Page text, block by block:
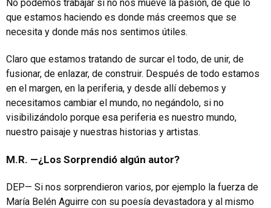
No podemos trabajar si no nos mueve la pasión, de que lo
que estamos haciendo es donde más creemos que se
necesita y donde más nos sentimos útiles.
Claro que estamos tratando de surcar el todo, de unir, de
fusionar, de enlazar, de construir. Después de todo estamos
en el margen, en la periferia, y desde allí debemos y
necesitamos cambiar el mundo, no negándolo, si no
visibilizándolo porque esa periferia es nuestro mundo,
nuestro paisaje y nuestras historias y artistas.
M.R. —¿Los Sorprendió algún autor?
DEP— Si nos sorprendieron varios, por ejemplo la fuerza de
María Belén Aguirre con su poesía devastadora y al mismo